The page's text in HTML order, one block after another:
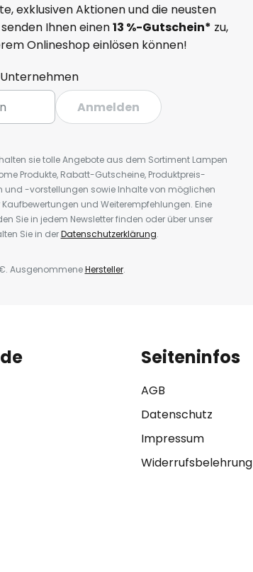
exklusiven Aktionen und die neusten
Ihnen einen13 %-Gutschein* zu,
Onlineshop einlösen können!
Unternehmen
Anmelden
sie tolle Angebote aus dem Sortiment Lampen
Produkte, Rabatt-Gutscheine, Produktpreis-
und -vorstellungen sowie Inhalte von möglichen
und Weiterempfehlungen. Eine
Sie in jedem Newsletter finden oder über unser
Sie in derDatenschutzerklärung.
AusgenommeneHersteller.
Seiteninfos
AGB
Datenschutz
Impressum
Widerrufsbelehrung